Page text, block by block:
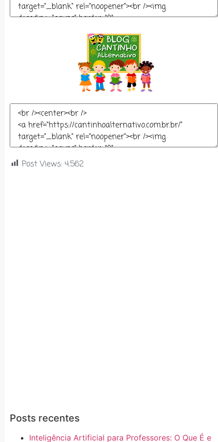
Post Views: 4.562
Posts recentes
Inteligência Artificial para Professores: O Que É e